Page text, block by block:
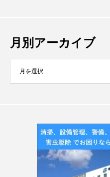
月別アーカイブ